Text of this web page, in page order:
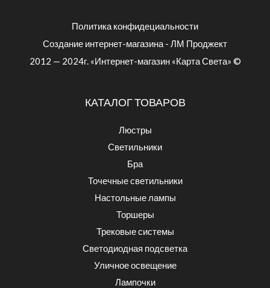
Политика конфидециальности
Создание интернет-магазина - ЛМ Проджект
2012 — 2024г. «Интернет-магазин «Карта Света» ©
КАТАЛОГ ТОВАРОВ
Люстры
Светильники
Бра
Точечные светильники
Настольные лампы
Торшеры
Трековые системы
Светодиодная подсветка
Уличное освещение
Лампочки